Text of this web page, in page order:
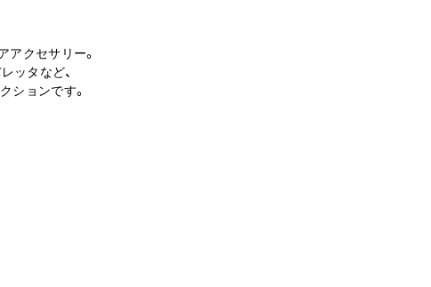
クセサリー。
ッタなど、
ションです。